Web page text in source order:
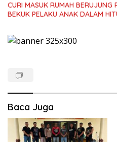
CURI MASUK RUMAH BERUJUNG
BEKUK PELAKU ANAK DALAM
Baca Juga